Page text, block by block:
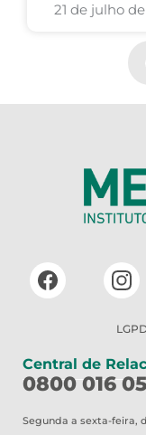
21 de julho
Central de
0800 016
Segunda a sexta-feira,